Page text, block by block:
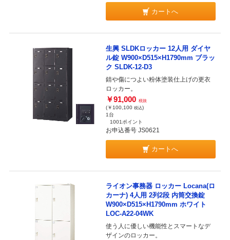
カートへ
生興 SLDKロッカー 12人用 ダイヤ
ル錠 W900×D515×H1790mm ブラッ
ク SLDK-12-D3
錆や傷につよい粉体塗装仕上げの更衣
ロッカー。
￥91,000 税抜
(￥100,100 税込)
1台
1001ポイント
お申込番号 JS0621
カートへ
ライオン事務器 ロッカー Locana(ロ
カーナ) 4人用 2列2段 内筒交換錠
W900×D515×H1790mm ホワイト
LOC-A22-04WK
使う人に優しい機能性とスマートなデ
ザインのロッカー。